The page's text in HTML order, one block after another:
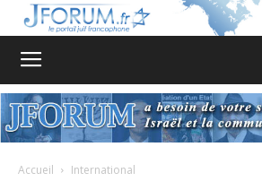
Accueil International